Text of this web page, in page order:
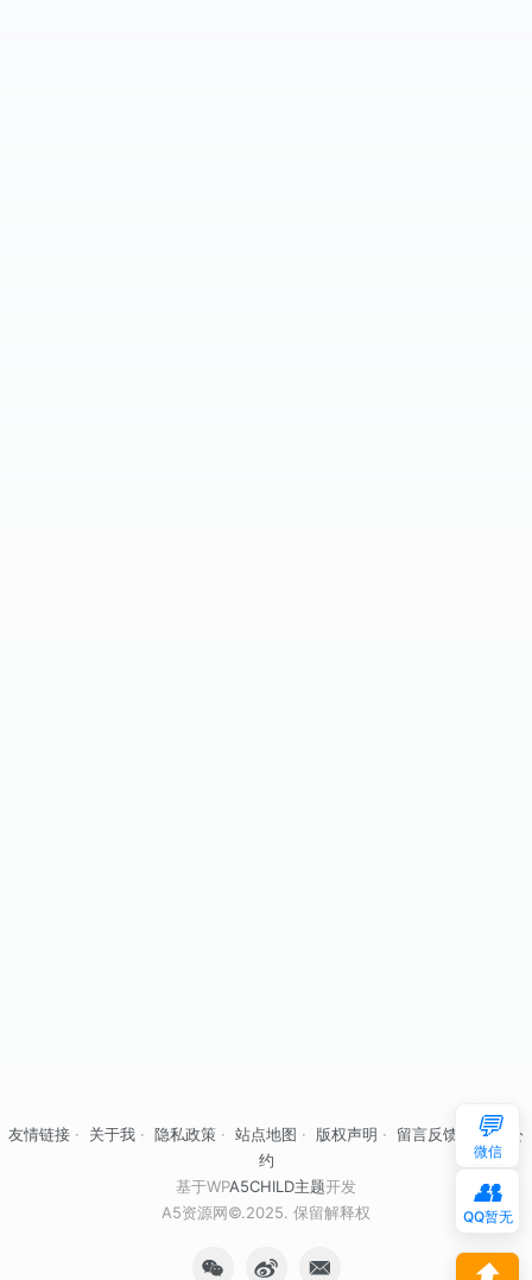
友情链接 · 关于我 · 隐私政策 · 站点地图 · 版权声明 · 留言反馈
自律公
约
基于WPA5CHILD主题开发
A5资源网©.2025. 保留解释权
💬
微信
👥
QQ暂无